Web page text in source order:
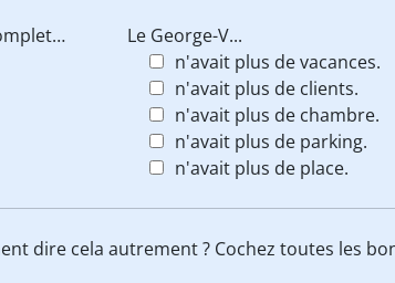
Le George-V...
n'avait plus de vacances.
n'avait plus de clients.
n'avait plus de chambre.
n'avait plus de parking.
n'avait plus de place.
dire cela autrement ? Cochez toutes les